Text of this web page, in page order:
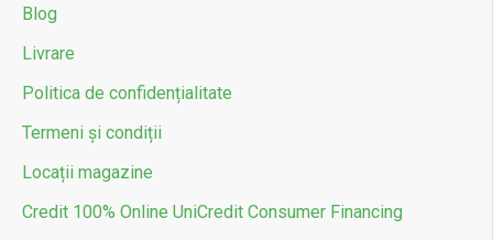
Blog
Livrare
Politica de confidențialitate
Termeni și condiții
Locații magazine
Credit 100% Online UniCredit Consumer Financing